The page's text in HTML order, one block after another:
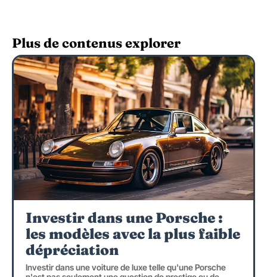
Plus de contenus explorer
Investir dans une Porsche :
les modèles avec la plus faible
dépréciation
Investir dans une voiture de luxe telle qu'une Porsche